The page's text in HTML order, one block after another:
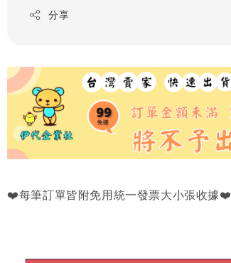
分享
❤️每筆訂單皆附免用統一發票大小張收據❤️